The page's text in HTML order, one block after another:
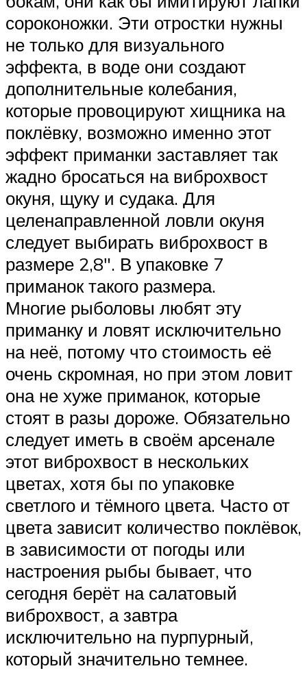
сороконожки. Эти отростки нужны
не только для визуального
эффекта, в воде они создают
дополнительные колебания,
которые провоцируют хищника на
поклёвку, возможно именно этот
эффект приманки заставляет так
жадно бросаться на виброхвост
окуня, щуку и судака. Для
целенаправленной ловли окуня
следует выбирать виброхвост в
размере 2,8″. В упаковке 7
приманок такого размера.
Многие рыболовы любят эту
приманку и ловят исключительно
на неё, потому что стоимость её
очень скромная, но при этом ловит
она не хуже приманок, которые
стоят в разы дороже. Обязательно
следует иметь в своём арсенале
этот виброхвост в нескольких
цветах, хотя бы по упаковке
светлого и тёмного цвета. Часто от
цвета зависит количество поклёвок,
в зависимости от погоды или
настроения рыбы бывает, что
сегодня берёт на салатовый
виброхвост, а завтра
исключительно на пурпурный,
который значительно темнее.